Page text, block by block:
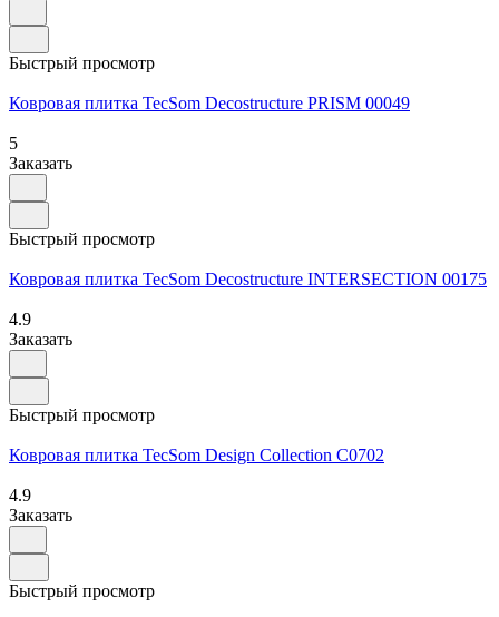
Быстрый просмотр
Ковровая плитка TecSom Decostructure PRISM 00049
5
Заказать
Быстрый просмотр
Ковровая плитка TecSom Decostructure INTERSECTION 00175
4.9
Заказать
Быстрый просмотр
Ковровая плитка TecSom Design Collection C0702
4.9
Заказать
Быстрый просмотр